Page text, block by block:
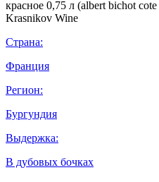
Страна:
Франция
Регион:
Бургундия
Выдержка:
В дубовых бочках